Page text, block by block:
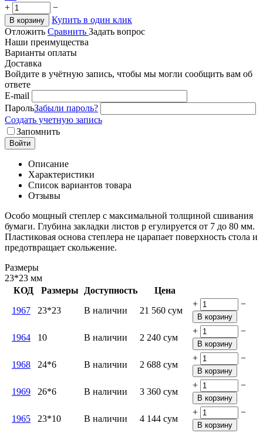
+ −
В корзину
Купить в один клик
Отложить Сравнить Задать вопрос
Наши преимущества
Варианты оплаты
Доставка
Войдите в учётную запись, чтобы мы могли сообщить вам об
ответе
E-mail
ПарольЗабыли пароль?
Создать учетную запись
Запомнить
Войти
Описание
Характеристики
Список вариантов товара
Отзывы
Особо мощный степлер с максимальной толщиной сшивания
бумаги. Глубина закладки листов р егулируется от 7 до 80 мм.
Пластиковая основа степлера не царапает поверхность стола и
предотвращает скольжение.
Размеры
23*23 мм
КОД
Размеры Доступность
Цена
1967
23*23 В наличии 21 560 сум
+ −
В корзину
1964 10 В наличии 2 240 сум
+ −
В корзину
1968 24*6 В наличии 2 688 сум
+ −
В корзину
1969 26*6 В наличии 3 360 сум
+ −
В корзину
1965 23*10 В наличии 4 144 сум
+ −
В корзину